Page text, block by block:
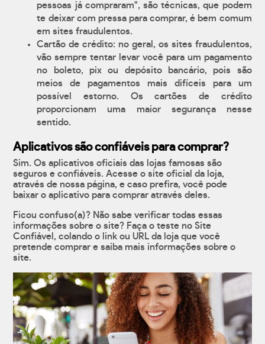
pessoas já compraram", são técnicas, que podem
te deixar com pressa para comprar, é bem comum
em sites fraudulentos.
Cartão de crédito: no geral, os sites fraudulentos,
vão sempre tentar levar você para um pagamento
no boleto, pix ou depósito bancário, pois são
meios de pagamentos mais difíceis para um
possível estorno. Os cartões de crédito
proporcionam uma maior segurança nesse
sentido.
Aplicativos são confiáveis para comprar?
Sim. Os aplicativos oficiais das lojas famosas são
seguros e confiáveis. Acesse o site oficial da loja,
através de nossa página, e caso prefira, você pode
baixar o aplicativo para comprar através deles.
Ficou confuso(a)? Não sabe verificar todas essas
informações sobre o site? Faça o teste no Site
Confiável, colando o link ou URL da loja que você
pretende comprar e saiba mais informações sobre o
site.